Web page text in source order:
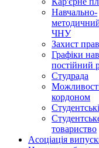
Навчально-
ЧНУ
Захист
Графіки
постійний
Студрада
кордоном
товариство
Асоціація